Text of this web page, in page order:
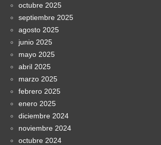
octubre 2025
septiembre 2025
agosto 2025
junio 2025
mayo 2025
abril 2025
marzo 2025
febrero 2025
enero 2025
diciembre 2024
noviembre 2024
octubre 2024